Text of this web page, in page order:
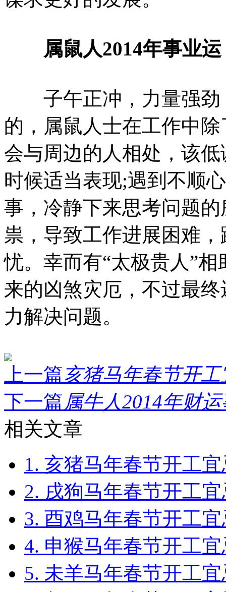
属鼠人2014年事业运
子午正冲，力量强劲
的，属鼠人士在工作中
会与周边的人相处，该
时候适当表现;遇到不顺
事，冷静下来思考问题
祟，导致工作进展困难
忧。幸而有“太极贵人”
来的凶煞灾厄，不过最
力解决问题。
上一篇亥猪马年春节开工
下一篇属牛人2014年财
相关文章
1. 亥猪马年春节开工
2. 戌狗马年春节开工宜
3. 酉鸡马年春节开工宜
4. 申猴马年春节开工宜
5. 未羊马年春节开工